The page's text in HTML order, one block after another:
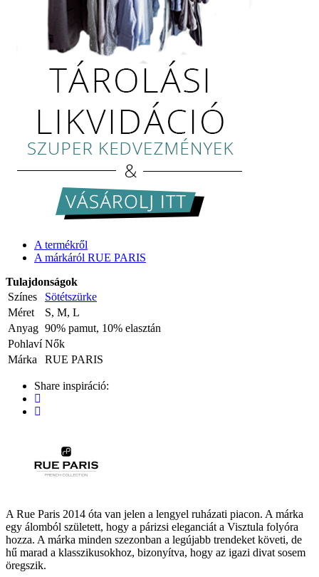
A termékről
A márkáról RUE PARIS
Tulajdonságok
Színes
Sötétszürke
Méret
S, M, L
Anyag 90% pamut, 10% elasztán
Pohlaví Nők
Márka
RUE PARIS
Share inspiráció:
A Rue Paris 2014 óta van jelen a lengyel ruházati piacon. A márka
egy álomból született, hogy a párizsi eleganciát a Visztula folyóra
hozza. A márka minden szezonban a legújabb trendeket követi, de
hű marad a klasszikusokhoz, bizonyítva, hogy az igazi divat sosem
öregszik.